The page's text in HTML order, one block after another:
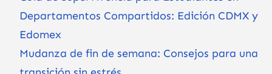
Departamentos Compartidos: Edición CDMX y
Edomex
Mudanza de fin de semana: Consejos para una